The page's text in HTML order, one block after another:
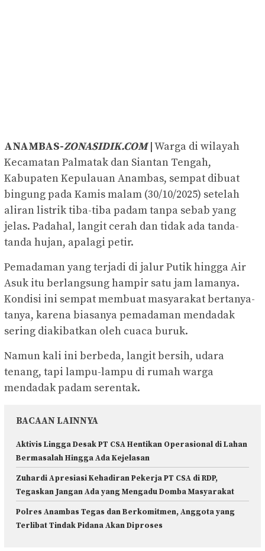
ANAMBAS-ZONASIDIK.COM|Warga di wilayah
Kecamatan Palmatak dan Siantan Tengah,
Kabupaten Kepulauan Anambas, sempat dibuat
bingung pada Kamis malam (30/10/2025) setelah
aliran listrik tiba-tiba padam tanpa sebab yang
jelas. Padahal, langit cerah dan tidak ada tanda-
tanda hujan, apalagi petir.
Pemadaman yang terjadi di jalur Putik hingga Air
Asuk itu berlangsung hampir satu jam lamanya.
Kondisi ini sempat membuat masyarakat bertanya-
tanya, karena biasanya pemadaman mendadak
sering diakibatkan oleh cuaca buruk.
Namun kali ini berbeda, langit bersih, udara
tenang, tapi lampu-lampu di rumah warga
mendadak padam serentak.
BACAAN LAINNYA
Aktivis Lingga Desak PT CSA Hentikan Operasional di Lahan
Bermasalah Hingga Ada Kejelasan
Zuhardi Apresiasi Kehadiran Pekerja PT CSA di RDP,
Tegaskan Jangan Ada yang Mengadu Domba Masyarakat
Polres Anambas Tegas dan Berkomitmen, Anggota yang
Terlibat Tindak Pidana Akan Diproses